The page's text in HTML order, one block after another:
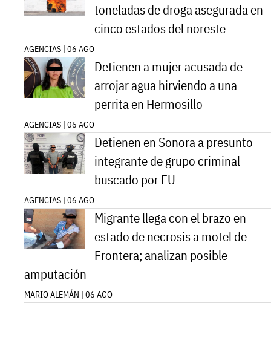
toneladas de droga asegurada en
cinco estados del noreste
AGENCIAS | 06 AGO
Detienen a mujer acusada de
arrojar agua hirviendo a una
perrita en Hermosillo
AGENCIAS | 06 AGO
Detienen en Sonora a presunto
integrante de grupo criminal
buscado por EU
AGENCIAS | 06 AGO
Migrante llega con el brazo en
estado de necrosis a motel de
Frontera; analizan posible
amputación
MARIO ALEMÁN | 06 AGO